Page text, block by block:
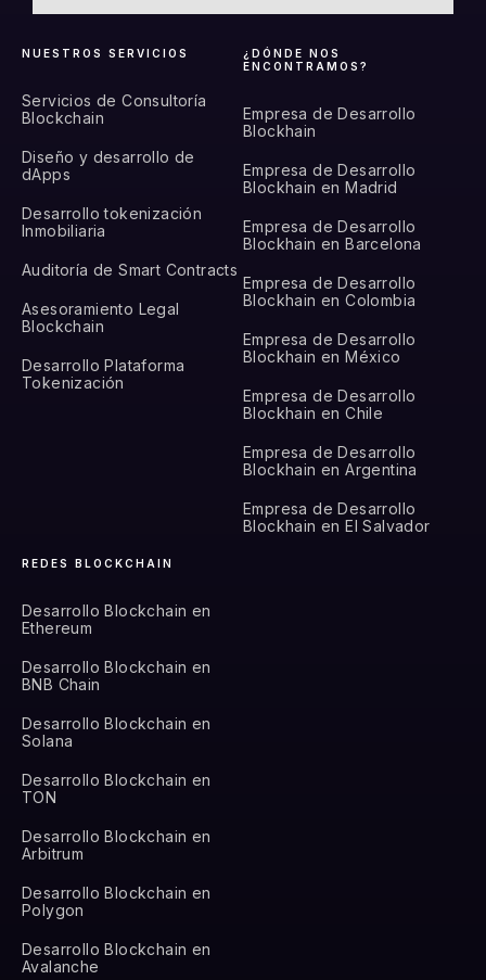
NUESTROS SERVICIOS
Servicios de Consultoría
Blockchain
Diseño y desarrollo de
dApps
Desarrollo tokenización
Inmobiliaria
Auditoría de Smart Contracts
Asesoramiento Legal
Blockchain
Desarrollo Plataforma
Tokenización
¿DÓNDE NOS
ENCONTRAMOS?
Empresa de Desarrollo
Blockhain
Empresa de Desarrollo
Blockhain en Madrid
Empresa de Desarrollo
Blockhain en Barcelona
Empresa de Desarrollo
Blockhain en Colombia
Empresa de Desarrollo
Blockhain en México
Empresa de Desarrollo
Blockhain en Chile
Empresa de Desarrollo
Blockhain en Argentina
Empresa de Desarrollo
Blockhain en El Salvador
REDES BLOCKCHAIN
Desarrollo Blockchain en
Ethereum
Desarrollo Blockchain en
BNB Chain
Desarrollo Blockchain en
Solana
Desarrollo Blockchain en
TON
Desarrollo Blockchain en
Arbitrum
Desarrollo Blockchain en
Polygon
Desarrollo Blockchain en
Avalanche